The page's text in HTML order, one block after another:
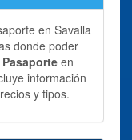
en Savalla
donde poder
en
información
y tipos.